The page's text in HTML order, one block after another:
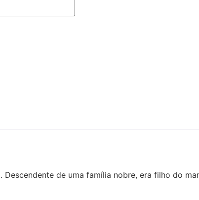
de uma família nobre, era filho do